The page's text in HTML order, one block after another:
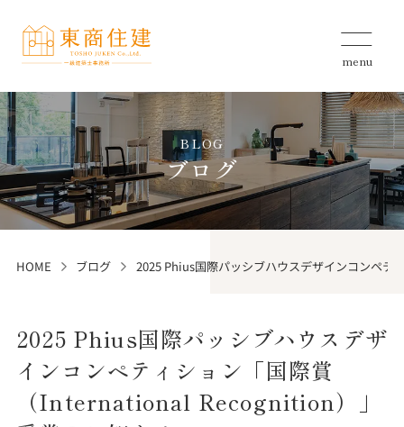
menu
BLOG
ブログ
HOME ブログ 2025 Phius国際パッシブハウスデザインコンペ
2025 Phius国際パッシブハウスデザ
インコンペティション「国際賞
（International Recognition）」